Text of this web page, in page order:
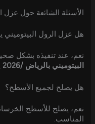
الأسئلة الشائعة حول عزل
هل عزل الرول البيتوميني
نعم، عند تنفيذه بشكل
البيتوميني بالرياض /2026
هل يصلح لجميع الأسطح؟
نعم، يصلح للأسطح
المناسب.